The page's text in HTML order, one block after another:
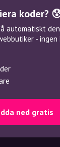
koder?
automatiskt
- ingen
ned gratis